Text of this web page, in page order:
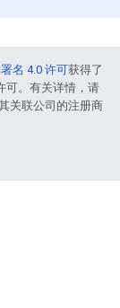
名 4.0 许可获得了
可。有关详情，请
关联公司的注册商